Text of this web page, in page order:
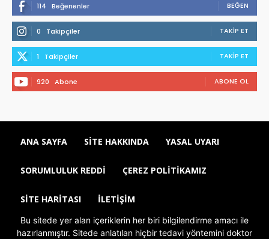
114 Beğenenler BEĞEN
0 Takipçiler TAKIP ET
1 Takipçiler TAKIP ET
920 Abone ABONE OL
ANA SAYFA SITE HAKKINDA YASAL UYARI
SORUMLULUK REDDI ÇEREZ POLITIKAMIZ
SITE HARITASI İLETIŞIM
Bu sitede yer alan içeriklerin her biri bilgilendirme amacı ile
hazırlanmıştır. Sitede anlatılan hiçbir tedavi yöntemini doktor